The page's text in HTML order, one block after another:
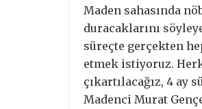
Maden sahasında
duracaklarını
süreçte gerçekten
etmek istiyoruz.
çıkartılacağız, 4 ay
Madenci Murat